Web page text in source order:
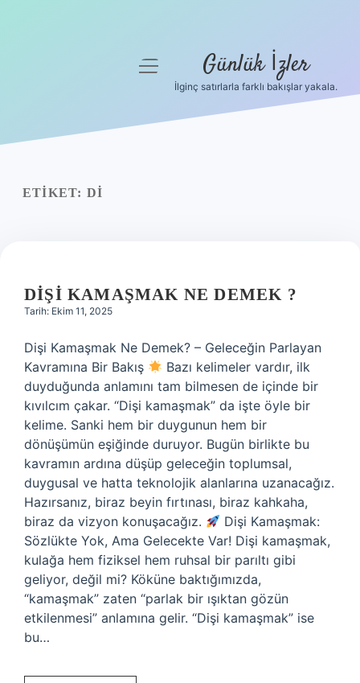
Yasal Uyarı
menüyü
Günlük İzler
İlginç satırlarla farklı bakışlar yakala.
ETIKET: DI
DIŞI KAMAŞMAK NE DEMEK ?
Tarih: Ekim 11, 2025
Dişi Kamaşmak Ne Demek? – Geleceğin Parlayan
Kavramına Bir Bakış
Bazı kelimeler vardır, ilk
duyduğunda anlamını tam bilmesen de içinde bir
kıvılcım çakar. “Dişi kamaşmak” da işte öyle bir
kelime. Sanki hem bir duygunun hem bir
dönüşümün eşiğinde duruyor. Bugün birlikte bu
kavramın ardına düşüp geleceğin toplumsal,
duygusal ve hatta teknolojik alanlarına uzanacağız.
Hazırsanız, biraz beyin fırtınası, biraz kahkaha,
biraz da vizyon konuşacağız.
Dişi Kamaşmak:
Sözlükte Yok, Ama Gelecekte Var! Dişi kamaşmak,
kulağa hem fiziksel hem ruhsal bir parıltı gibi
geliyor, değil mi? Köküne baktığımızda,
“kamaşmak” zaten “parlak bir ışıktan gözün
etkilenmesi” anlamına gelir. “Dişi kamaşmak” ise
bu…